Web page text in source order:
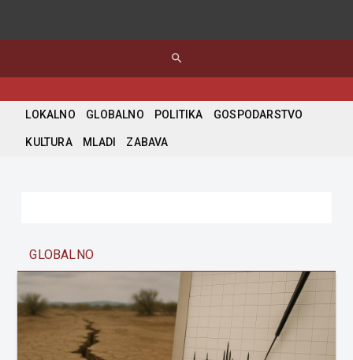
search
LOKALNO GLOBALNO POLITIKA GOSPODARSTVO
KULTURA MLADI ZABAVA
GLOBALNO